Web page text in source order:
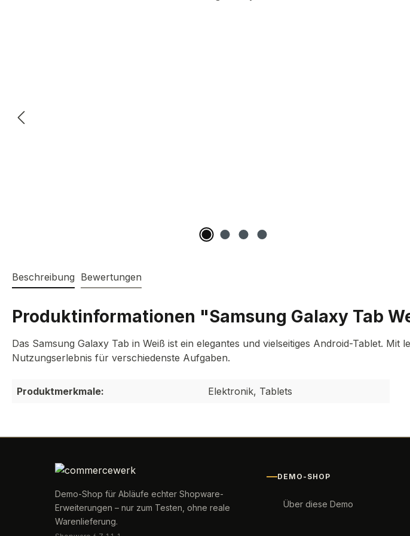
Beschreibung Bewertungen
Produktinformationen "Samsung Galaxy Tab
Das Samsung Galaxy Tab in Weiß ist ein elegantes und vielseitiges Android-Tablet.
Nutzungserlebnis für verschiedenste Aufgaben.
Produktmerkmale: Elektronik, Tablets
Demo-Shop für Abläufe echter Shopware-
Erweiterungen – nur zum Testen, ohne reale
Warenlieferung.
DEMO-SHOP
Über diese Demo